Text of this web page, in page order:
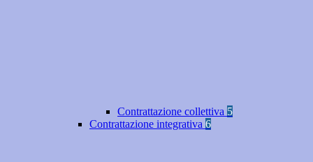
Contrattazione collettiva 5
Contrattazione integrativa 6